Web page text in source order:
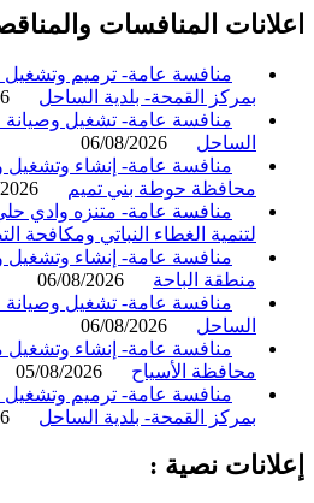
المنافسات والمناقصات
منافسة عامة- ترميم وتشغيل
بمركز القمحة- بلدية الساحل
2026
منافسة عامة- تشغيل وصيانة ملعب
الساحل
06/08/2026
منافسة عامة- إنشاء وتشغيل
محافظة حوطة بني تميم
08/2026
منافسة عامة- متنزه وادي حلي
لتنمية الغطاء النباتي ومكافحة التصحر
منطقة الباحة
06/08/2026
منافسة عامة- تشغيل وصيانة ملعب
الساحل
06/08/2026
منافسة عامة- إنشاء وتشغيل مبنى
محافظة الأسياح
05/08/2026
منافسة عامة- ترميم وتشغيل
بمركز القمحة- بلدية الساحل
2026
نصية :